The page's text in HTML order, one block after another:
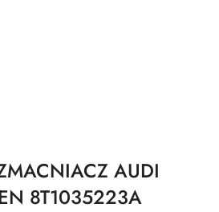
AUDI
8T1035223A